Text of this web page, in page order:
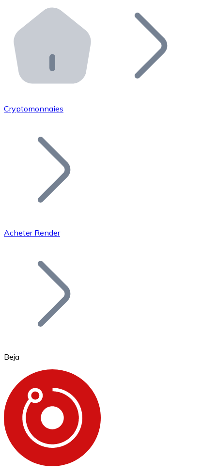
Distributeurs automatiques Bitnovo
Intégrez un ATM Bitnovo dans votre entreprise et
API Bitnovo
Intégrez notre API dans votre écosystème.
Rejoignez notre réseau de distributeurs et
Ajoutez le token de votre projet à notre service
Bitcoin
Ethereum
ETH
Cryptomonnaies
Acheter Render
Beja